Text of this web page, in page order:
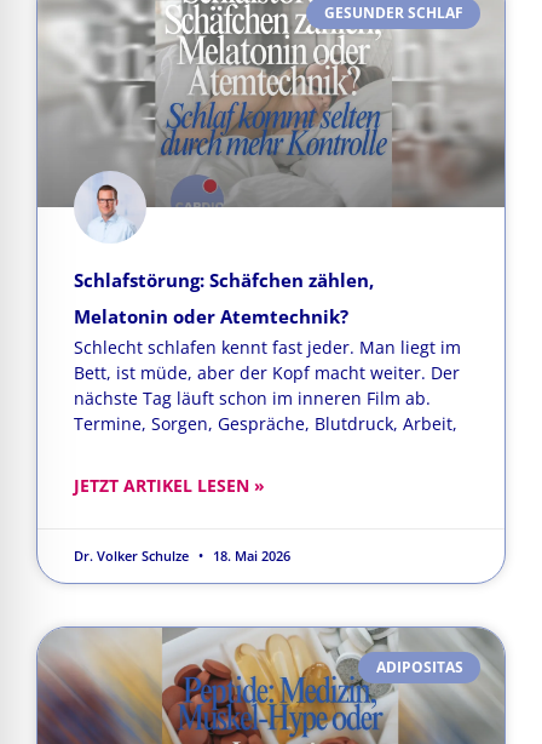
GESUNDER SCHLAF
Schlafstörung: Schäfchen zählen,
Melatonin oder Atemtechnik?
Schlecht schlafen kennt fast jeder. Man liegt im
Bett, ist müde, aber der Kopf macht weiter. Der
nächste Tag läuft schon im inneren Film ab.
Termine, Sorgen, Gespräche, Blutdruck, Arbeit,
JETZT ARTIKEL LESEN »
Dr. Volker Schulze 18. Mai 2026
ADIPOSITAS